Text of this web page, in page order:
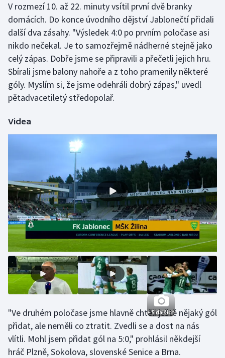
Jezdectví
Judo
Krasobruslení
Lezení
Olympijské hry
Parasport
Plavání
Plážový volejbal
Ragby
Rychlostní kanoistika
Short track
V rozmezí 10. až 22. minuty vsítil první dvě branky
domácích. Do konce úvodního dějství Jablonečtí přidali
další dva zásahy. "Výsledek 4:0 po prvním poločase asi
nikdo nečekal. Je to samozřejmě nádherné stejně jako
celý zápas. Dobře jsme se připravili a přečetli jejich hru.
Sbírali jsme balony nahoře a z toho pramenily některé
góly. Myslím si, že jsme odehráli dobrý zápas," uvedl
pětadvacetiletý středopolař.
Videa
+ 5 dalších
"Ve druhém poločase jsme hlavně chtěli ještě nějaký gól
přidat, ale neměli co ztratit. Zvedli se a dost na nás
vlítli. Mohl jsem přidat gól na 5:0," prohlásil někdejší
hráč Plzně, Sokolova, slovenské Senice a Brna.